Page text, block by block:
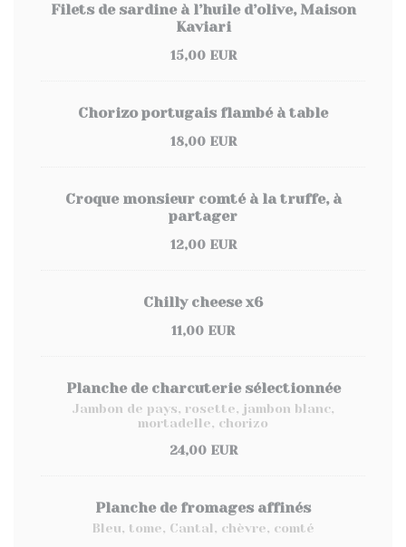
Filets de sardine à l’huile d’olive, Maison
Kaviari
15,00 EUR
Chorizo portugais flambé à table
18,00 EUR
Croque monsieur comté à la truffe, à
partager
12,00 EUR
Chilly cheese x6
11,00 EUR
Planche de charcuterie sélectionnée
Jambon de pays, rosette, jambon blanc,
mortadelle, chorizo
24,00 EUR
Planche de fromages affinés
Bleu, tome, Cantal, chèvre, comté